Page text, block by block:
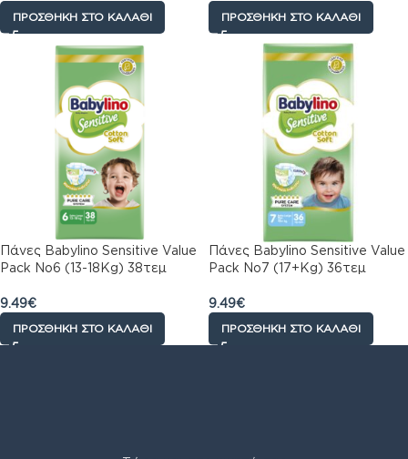
ΠΡΟΣΘΉΚΗ ΣΤΟ ΚΑΛΆΘΙ ΠΡΟΣΘΉΚΗ ΣΤΟ ΚΑΛΆΘΙ
Πάνες Babylino Sensitive Value
Pack No6 (13-18Kg) 38τεμ
9.49€
ΠΡΟΣΘΉΚΗ ΣΤΟ ΚΑΛΆΘΙ
Πάνες Babylino Sensitive Value
Pack No7 (17+Kg) 36τεμ
9.49€
ΠΡΟΣΘΉΚΗ ΣΤΟ ΚΑΛΆΘΙ